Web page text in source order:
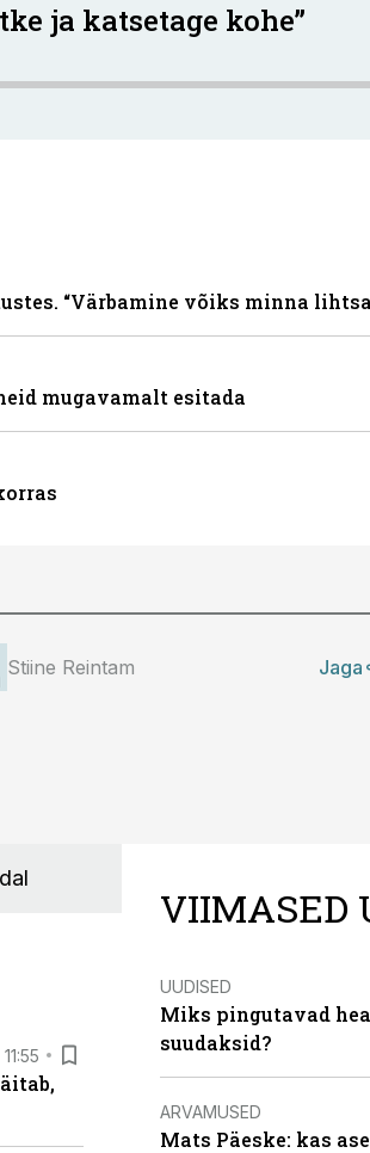
ja katsetage kohe”
“Värbamine võiks minna
mugavamalt esitada
Stiine Reintam Jaga
VIIMASED
UUDISED
Miks pingutavad
suudaksid?
ARVAMUSED
Mats Päeske: kas